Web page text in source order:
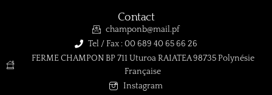
Contact
champonb@mail.pf
Tel / Fax : 00 689 40 65 66 26
FERME CHAMPON BP 711 Uturoa RAIATEA 98735 Polynésie
Française
Instagram